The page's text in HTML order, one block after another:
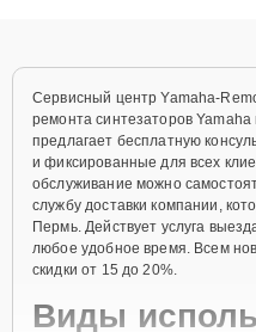
Сервисный центр Yamaha-
ремонта синтезаторов
предлагает бесплатную
и фиксированные для всех
обслуживание можно
службу доставки компании,
Пермь. Действует услуга
любое удобное время. Всем
скидки от 15 до 20%.
Виды